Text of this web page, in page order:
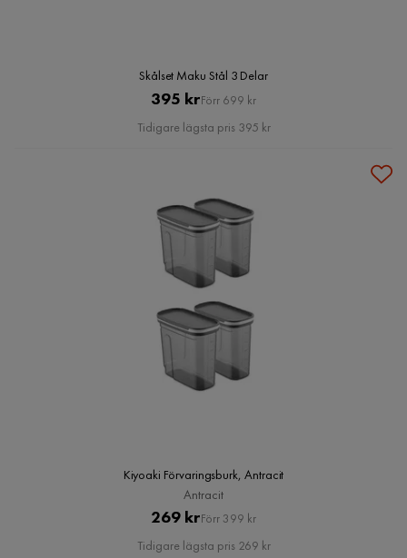
Skålset Maku Stål 3 Delar
Pris
395 krOriginal
Pris
Förr 699 kr
Tidigare lägsta pris 395 kr
Kiyoaki Förvaringsburk, Antracit
Antracit
Pris
269 krOriginal
Pris
Förr 399 kr
Tidigare lägsta pris 269 kr